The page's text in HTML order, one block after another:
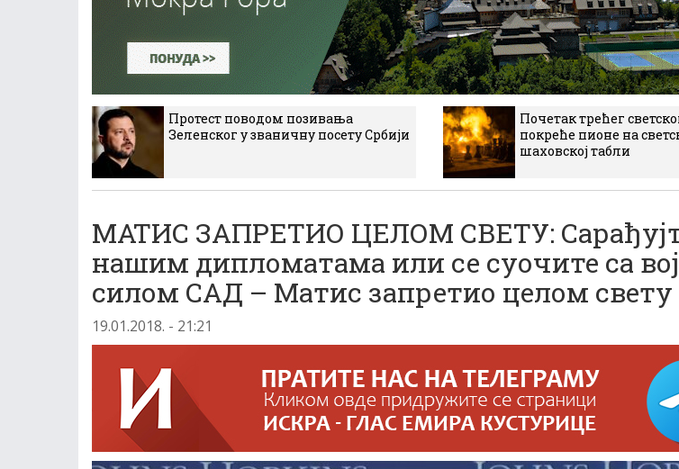
Протест поводом позивања
Зеленског у званичну посету Србији
Почетак трећег
покреће пионе на
шаховској табли
МАТИС ЗАПРЕТИО ЦЕЛОМ СВЕТУ:
нашим дипломатaма или се суочите са
силом САД – Матис запретио целом свету
19.01.2018. - 21:21